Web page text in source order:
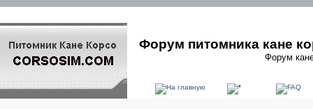
Форум питомника кане
Форум